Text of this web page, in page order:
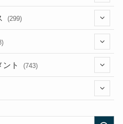
(299)
ト (743)